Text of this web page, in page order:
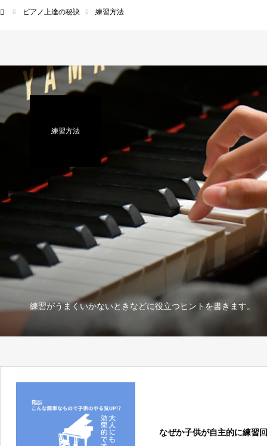
ピアノ上達の秘訣 練習方法
練習方法
練習がうまくいかないときなどに役立つヒントを書きます。
なぜか子供が自主的に練習